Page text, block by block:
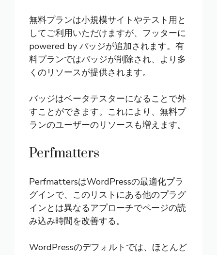
無料プランは小規模サイトやテスト用と
してご利用いただけますが、フッターに
powered by バッジが追加されます。有
料プランではバッジが削除され、より多
くのリソースが提供されます。
バッジはベータテスターになることで外
すことができます。これにより、無料プ
ランのユーザーのリソースも増えます。
Perfmatters
PerfmattersはWordPressの最適化プラ
グインで、このリストにある他のプラグ
インとは異なるアプローチでページの読
み込み時間を改善する。
WordPressのデフォルトでは、ほとんど